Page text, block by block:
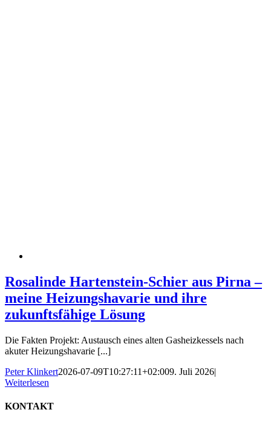
Rosalinde Hartenstein-Schier aus Pirna –
meine Heizungshavarie und ihre
zukunftsfähige Lösung
Die Fakten Projekt: Austausch eines alten Gasheizkessels nach
akuter Heizungshavarie [...]
Peter Klinkert2026-07-09T10:27:11+02:009. Juli 2026|
Weiterlesen
KONTAKT